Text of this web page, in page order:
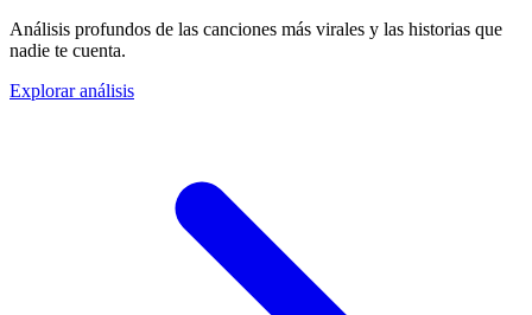
Análisis profundos de las canciones más virales y las historias que
nadie te cuenta.
Explorar análisis